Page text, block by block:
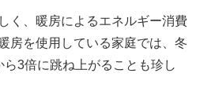
く、暖房によるエネルギー消費
房を使用している家庭では、冬
3倍に跳ね上がることも珍し